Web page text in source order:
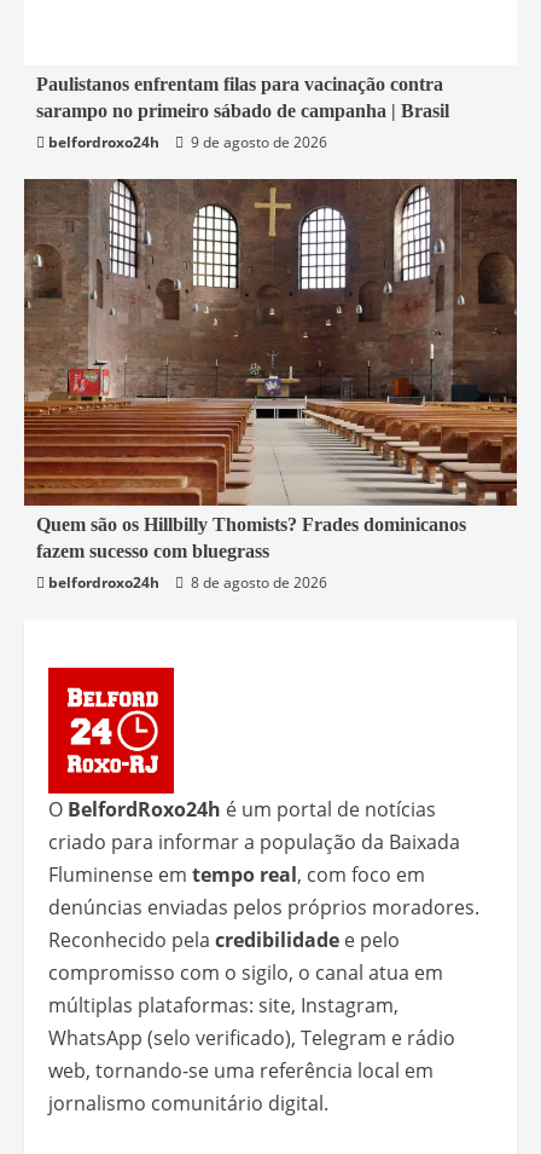
4 min read
Economia
Paulistanos enfrentam filas para vacinação contra
sarampo no primeiro sábado de campanha | Brasil
belfordroxo24h
9 de agosto de 2026
4 min read
Mundo
Quem são os Hillbilly Thomists? Frades dominicanos
fazem sucesso com bluegrass
belfordroxo24h
8 de agosto de 2026
O BelfordRoxo24h é um portal de notícias
criado para informar a população da Baixada
Fluminense em tempo real, com foco em
denúncias enviadas pelos próprios moradores.
Reconhecido pela credibilidade e pelo
compromisso com o sigilo, o canal atua em
múltiplas plataformas: site, Instagram,
WhatsApp (selo verificado), Telegram e rádio
web, tornando-se uma referência local em
jornalismo comunitário digital.